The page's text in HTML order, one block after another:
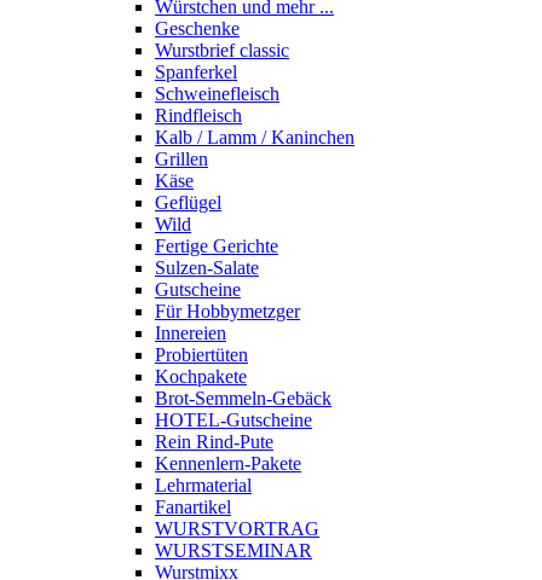
Würstchen und mehr ...
Geschenke
Wurstbrief classic
Spanferkel
Schweine­fleisch
Rindfleisch
Kalb / Lamm / Kaninchen
Grillen
Käse
Geflügel
Wild
Fertige Gerichte
Sulzen-Salate
Gutscheine
Für Hobbymetzger
Innereien
Probiertüten
Kochpakete
Brot-Semmeln-Gebäck
HOTEL-Gutscheine
Rein Rind-Pute
Kennenlern-Pakete
Lehrmaterial
Fanartikel
WURST­VORTRAG
WURST­SEMINAR
Wurstmixx